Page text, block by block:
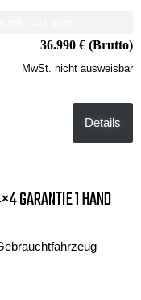
36.990 € (Brutto)
MwSt. nicht ausweisbar
Details
GARANTIE 1 HAND